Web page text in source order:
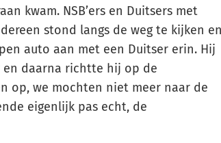
kwam. NSB’ers en Duitsers met
stond langs de weg te kijken
auto aan met een Duitser erin. Hij
daarna richtte hij op de
op, we mochten niet meer naar de
eigenlijk pas echt, de